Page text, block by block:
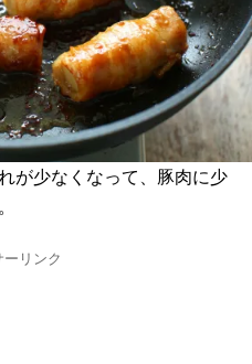
が少なくなって、豚肉に少
ーリンク